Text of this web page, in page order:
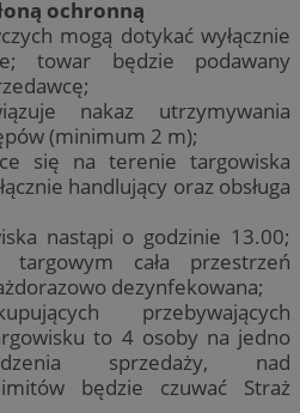
ochronną
mogą dotykać wyłącznie
towar będzie podawany
nakaz utrzymywania
(minimum 2 m);
się na terenie targowiska
handlujący oraz obsługa
nastąpi o godzinie 13.00;
cała przestrzeń
dezynfekowana;
przebywających
to 4 osoby na jedno
sprzedaży, nad
będzie czuwać Straż